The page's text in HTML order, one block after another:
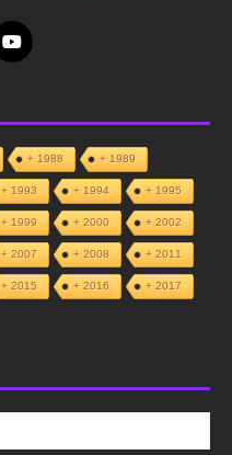
+ 1988 + 1989
+ 1993 + 1994 + 1995
+ 1999 + 2000 + 2002
+ 2007 + 2008 + 2011
+ 2015 + 2016 + 2017